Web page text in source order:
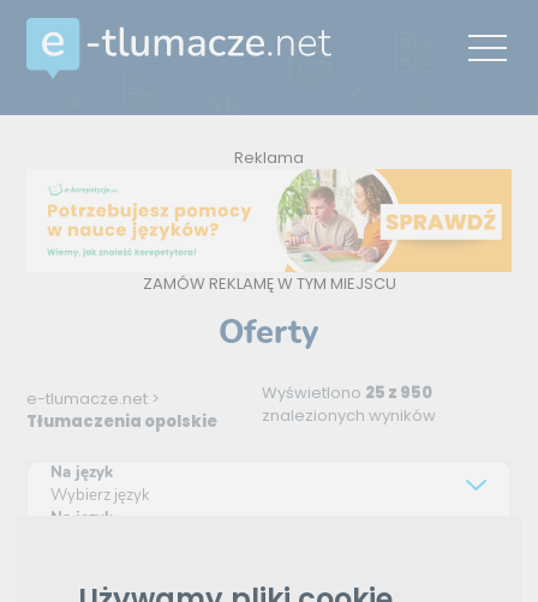
Reklama
ZAMÓW REKLAMĘ W TYM MIEJSCU
Oferty
e-tlumacze.net >
Tłumaczenia opolskie
Wyświetlono 25 z 950
znalezionych wyników
Na język
Wybierz język
Na język
Wybierz typ sortowania